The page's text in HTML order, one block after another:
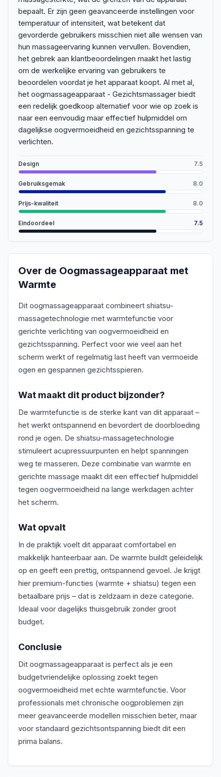
bepaalt. Er zijn geen geavanceerde instellingen voor
temperatuur of intensiteit, wat betekent dat
gevorderde gebruikers misschien niet alle wensen van
hun massageervaring kunnen vervullen. Bovendien,
het gebrek aan klantbeoordelingen maakt het lastig
om de werkelijke ervaring van gebruikers te
beoordelen voordat je het apparaat koopt. Al met al,
het oogmassageapparaat - Gezichtsmassager biedt
een redelijk goedkoop alternatief voor wie op zoek is
naar een eenvoudig maar effectief hulpmiddel om
dagelijkse oogvermoeidheid en gezichtsspanning te
verlichten.
Design 7.5
Gebruiksgemak 8.0
Prijs-kwaliteit 8.0
Eindoordeel 7.5
Over de Oogmassageapparaat met
Warmte
Dit oogmassageapparaat combineert shiatsu-
massagetechnologie met warmtefunctie voor
gerichte verlichting van oogvermoeidheid en
gezichtsspanning. Perfect voor wie veel aan het
scherm werkt of regelmatig last heeft van vermoeide
ogen en gespannen gezichtsspieren.
Wat maakt dit product bijzonder?
De warmtefunctie is de sterke kant van dit apparaat –
het werkt ontspannend en bevordert de doorbloeding
rond je ogen. De shiatsu-massagetechnologie
stimuleert acupressuurpunten en helpt spanningen
weg te masseren. Deze combinatie van warmte en
gerichte massage maakt dit een effectief hulpmiddel
tegen oogvermoeidheid na lange werkdagen achter
het scherm.
Wat opvalt
In de praktijk voelt dit apparaat comfortabel en
makkelijk hanteerbaar aan. De warmte buildt geleidelijk
op en geeft een prettig, ontspannend gevoel. Je krijgt
hier premium-functies (warmte + shiatsu) tegen een
betaalbare prijs – dat is zeldzaam in deze categorie.
Ideaal voor dagelijks thuisgebruik zonder groot
budget.
Conclusie
Dit oogmassageapparaat is perfect als je een
budgetvriendelijke oplossing zoekt tegen
oogvermoeidheid met echte warmtefunctie. Voor
professionals met chronische oogproblemen zijn
meer geavanceerde modellen misschien beter, maar
voor standaard gezichtsontspanning biedt dit een
prima balans.